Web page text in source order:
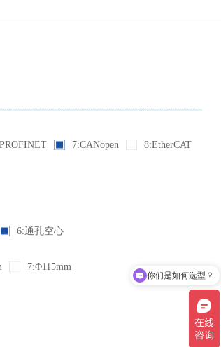
7:CANopen
8:EtherCAT
6:通孔空心
7:Φ115mm
你们是如何选型？